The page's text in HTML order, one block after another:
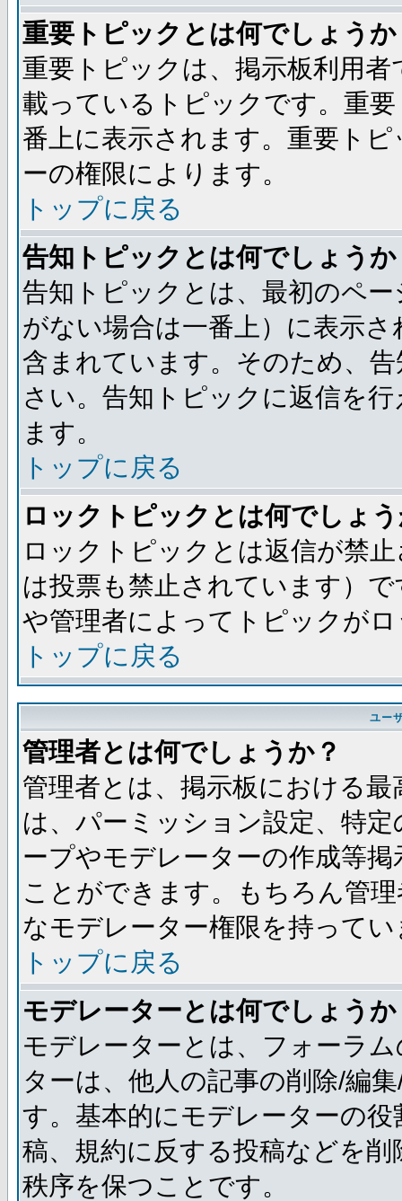
重要トピックとは何でしょうか
重要トピックは、掲示板利用
載っているトピックです。重
番上に表示されます。重要ト
ーの権限によります。
トップに戻る
告知トピックとは何でしょうか
告知トピックとは、最初のペ
がない場合は一番上）に表示
含まれています。そのため、
さい。告知トピックに返信を
ます。
トップに戻る
ロックトピックとは何でしょ
ロックトピックとは返信が禁
は投票も禁止されています）
や管理者によってトピックが
トップに戻る
ユー
管理者とは何でしょうか？
管理者とは、掲示板における
は、パーミッション設定、特
ープやモデレーターの作成等
ことができます。もちろん管
なモデレーター権限を持ってい
トップに戻る
モデレーターとは何でしょうか
モデレーターとは、フォーラ
ターは、他人の記事の削除/編
す。基本的にモデレーターの
稿、規約に反する投稿などを
秩序を保つことです。